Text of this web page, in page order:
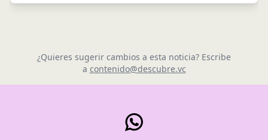
¿Quieres sugerir cambios a esta noticia? Escribe
a contenido@descubre.vc